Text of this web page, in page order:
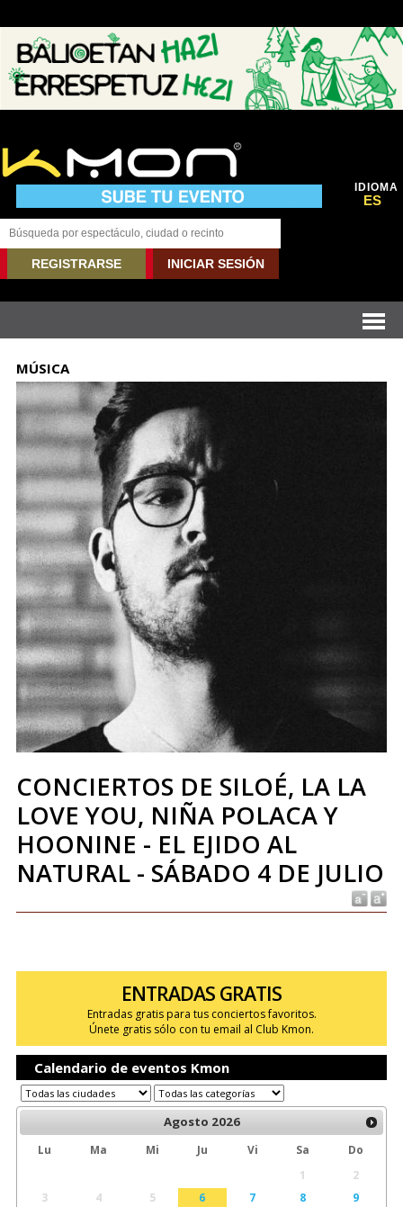
IDIOMA
ES
REGISTRARSE INICIAR SESIÓN
MÚSICA
CONCIERTOS DE SILOÉ, LA LA
LOVE YOU, NIÑA POLACA Y
HOONINE - EL EJIDO AL
NATURAL - SÁBADO 4 DE JULIO
ENTRADAS GRATIS
Entradas gratis para tus conciertos favoritos.
Únete gratis sólo con tu email al Club Kmon.
Calendario de eventos Kmon
Agosto 2026
Lu Ma Mi Ju Vi Sa
Do
1
2
3
4 5 6 7 8
9